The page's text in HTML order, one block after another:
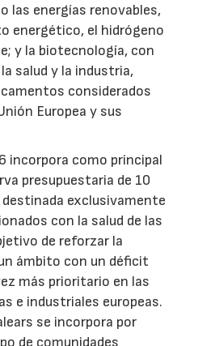
las energías renovables,
energético, el hidrógeno
y la biotecnología, con
salud y la industria,
considerados
Europea y sus
incorpora como principal
presupuestaria de 10
exclusivamente
con la salud de las
de reforzar la
ámbito con un déficit
más prioritario en las
e industriales europeas.
se incorpora por
de comunidades